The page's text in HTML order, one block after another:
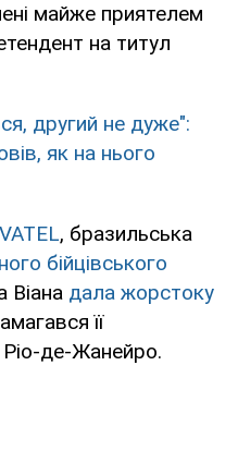
майже приятелем
на титул
другий не дуже":
як на нього
, бразильська
бійцівського
Віана дала жорстоку
її
Ріо-де-Жанейро.